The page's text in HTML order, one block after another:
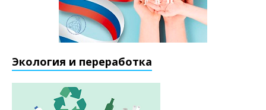
Экология и переработка